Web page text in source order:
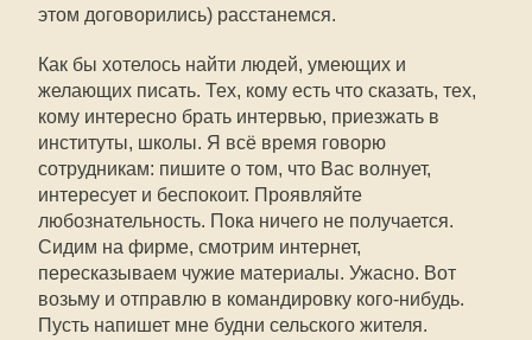
этом договорились) расстанемся.
Как бы хотелось найти людей, умеющих и
желающих писать. Тех, кому есть что сказать, тех,
кому интересно брать интервью, приезжать в
институты, школы. Я всё время говорю
сотрудникам: пишите о том, что Вас волнует,
интересует и беспокоит. Проявляйте
любознательность. Пока ничего не получается.
Сидим на фирме, смотрим интернет,
пересказываем чужие материалы. Ужасно. Вот
возьму и отправлю в командировку кого-нибудь.
Пусть напишет мне будни сельского жителя.